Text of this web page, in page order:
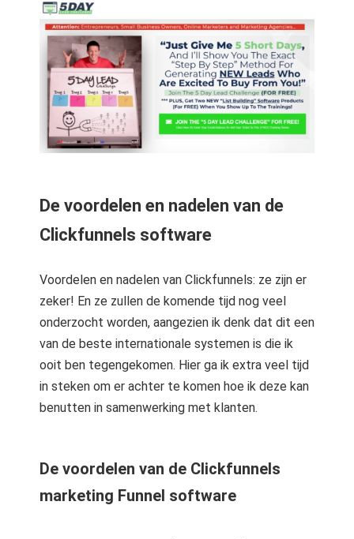
De voordelen en nadelen van de
Clickfunnels software
Voordelen en nadelen van Clickfunnels: ze zijn er
zeker! En ze zullen de komende tijd nog veel
onderzocht worden, aangezien ik denk dat dit een
van de beste internationale systemen is die ik
ooit ben tegengekomen. Hier ga ik extra veel tijd
in steken om er achter te komen hoe ik deze kan
benutten in samenwerking met klanten.
De voordelen van de Clickfunnels
marketing Funnel software